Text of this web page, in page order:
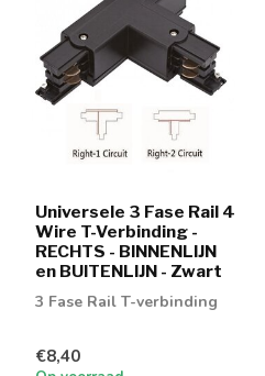
Universele 3 Fase Rail 4
Wire T-Verbinding -
RECHTS - BINNENLIJN
en BUITENLIJN - Zwart
3 Fase Rail T-verbinding
€8,40